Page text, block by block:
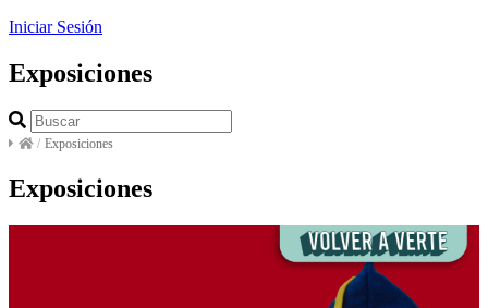
Iniciar Sesión
Exposiciones
/ Exposiciones
Exposiciones